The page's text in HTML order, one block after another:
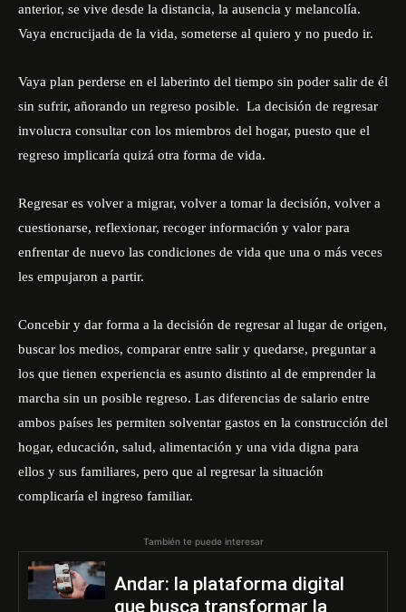
anterior, se vive desde la distancia, la ausencia y melancolía.
Vaya encrucijada de la vida, someterse al quiero y no puedo ir.
Vaya plan perderse en el laberinto del tiempo sin poder salir de él
sin sufrir, añorando un regreso posible. La decisión de regresar
involucra consultar con los miembros del hogar, puesto que el
regreso implicaría quizá otra forma de vida.
Regresar es volver a migrar, volver a tomar la decisión, volver a
cuestionarse, reflexionar, recoger información y valor para
enfrentar de nuevo las condiciones de vida que una o más veces
les empujaron a partir.
Concebir y dar forma a la decisión de regresar al lugar de origen,
buscar los medios, comparar entre salir y quedarse, preguntar a
los que tienen experiencia es asunto distinto al de emprender la
marcha sin un posible regreso. Las diferencias de salario entre
ambos países les permiten solventar gastos en la construcción del
hogar, educación, salud, alimentación y una vida digna para
ellos y sus familiares, pero que al regresar la situación
complicaría el ingreso familiar.
También te puede interesar
Andar: la plataforma digital
que busca transformar la